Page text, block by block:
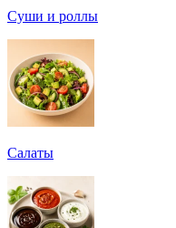
Суши и роллы
Салаты